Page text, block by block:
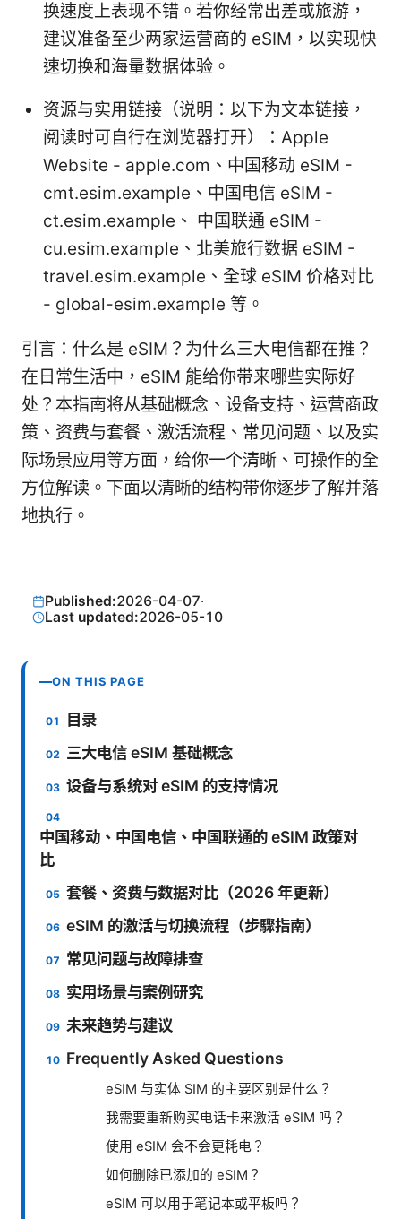
换速度上表现不错。若你经常出差或旅游，
建议准备至少两家运营商的 eSIM，以实现快
速切换和海量数据体验。
资源与实用链接（说明：以下为文本链接，
阅读时可自行在浏览器打开）：Apple
Website - apple.com、中国移动 eSIM -
cmt.esim.example、中国电信 eSIM -
ct.esim.example、 中国联通 eSIM -
cu.esim.example、北美旅行数据 eSIM -
travel.esim.example、全球 eSIM 价格对比
- global-esim.example 等。
引言：什么是 eSIM？为什么三大电信都在推？
在日常生活中，eSIM 能给你带来哪些实际好
处？本指南将从基础概念、设备支持、运营商政
策、资费与套餐、激活流程、常见问题、以及实
际场景应用等方面，给你一个清晰、可操作的全
方位解读。下面以清晰的结构带你逐步了解并落
地执行。
Published:2026-04-07·
Last updated:2026-05-10
ON THIS PAGE
目录
三大电信 eSIM 基础概念
设备与系统对 eSIM 的支持情况
中国移动、中国电信、中国联通的 eSIM 政策对
比
套餐、资费与数据对比（2026 年更新）
eSIM 的激活与切换流程（步驟指南）
常见问题与故障排查
实用场景与案例研究
未来趋势与建议
Frequently Asked Questions
eSIM 与实体 SIM 的主要区别是什么？
我需要重新购买电话卡来激活 eSIM 吗？
使用 eSIM 会不会更耗电？
如何删除已添加的 eSIM？
eSIM 可以用于笔记本或平板吗？